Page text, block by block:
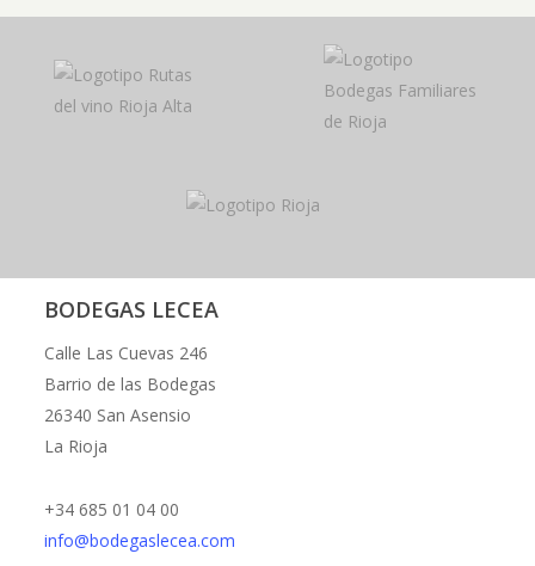
BODEGAS LECEA
Calle Las Cuevas 246
Barrio de las Bodegas
26340 San Asensio
La Rioja
+34 685 01 04 00
info@bodegaslecea.com